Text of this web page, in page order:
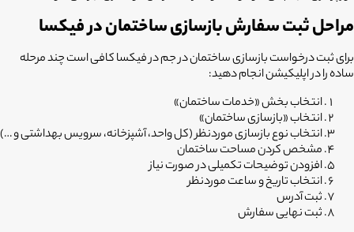
مراحل ثبت سفارش بازسازی ساختمان در فیکسا
برای ثبت درخواستبازسازی ساختمان در جمدر فیکسا کافی است چند مرحله
ساده را در اپلیکیشن انجام دهید:
انتخاب بخش «خدمات ساختمان»
انتخاب «بازسازی ساختمان»
انتخاب نوع بازسازی موردنظر (کل واحد، آشپزخانه، سرویس بهداشتی و …)
مشخص کردن مساحت ساختمان
افزودن توضیحات تکمیلی در صورت نیاز
انتخاب تاریخ و ساعت موردنظر
ثبت آدرس
ثبت نهایی سفارش